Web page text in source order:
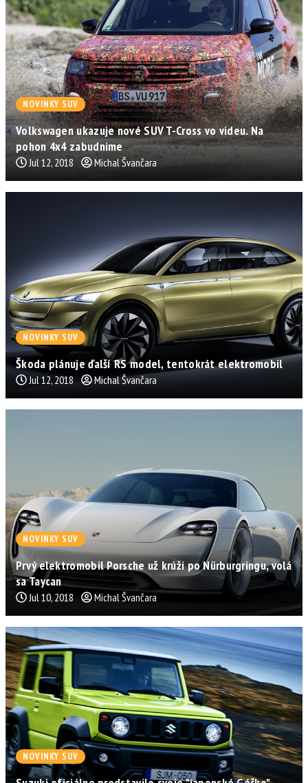
NOVINKY SUV
Volkswagen ukazuje nové SUV T-Cross vo videu. Na
pohon 4x4 zabudnime
Jul 12, 2018 Michal Švančara
NOVINKY SUV
Škoda plánuje ďalší RS model, tentokrát elektromobil
Jul 12, 2018 Michal Švančara
NOVINKY SUV
Prvý elektromobil Porsche už krúži po Nürburgringu, volá
sa Taycan
Jul 10, 2018 Michal Švančara
NOVINKY SUV